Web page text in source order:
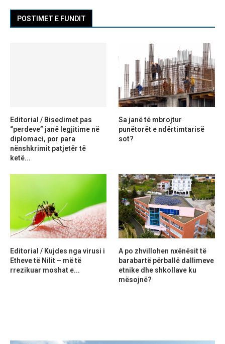
POSTIMET E FUNDIT
Editorial / Bisedimet pas
“perdeve” janë legjitime në
diplomaci, por para
nënshkrimit patjetër të
ketë...
Sa janë të mbrojtur
punëtorët e ndërtimtarisë
sot?
Editorial / Kujdes nga virusi i
Etheve të Nilit – më të
rrezikuar moshat e...
A po zhvillohen nxënësit të
barabartë përballë dallimeve
etnike dhe shkollave ku
mësojnë?